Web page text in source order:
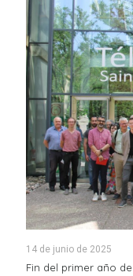
14 de junio de 2025
Fin del primer año